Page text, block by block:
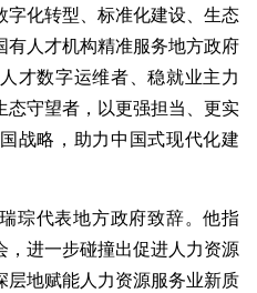
化转型、标准化建设、生态
人才机构精准服务地方政府
才数字运维者、稳就业主力
态守望者 ，以更强担当、更实
战略，助力中国式现代化建
琮代表地方政府致辞。他指
进一步碰撞出促进人力资源
地赋能人力资源服务业新质